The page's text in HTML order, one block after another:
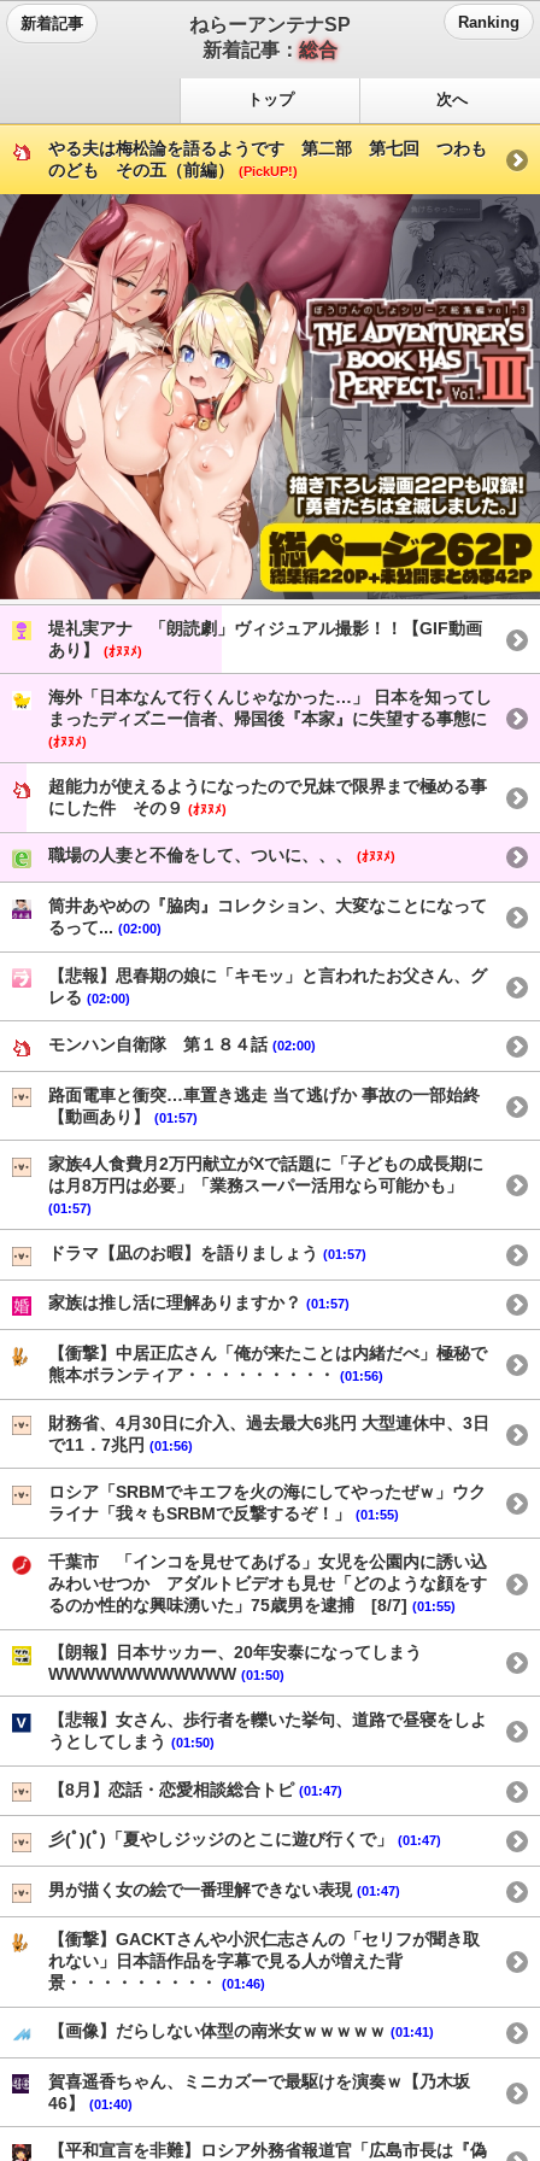
新着記事
ねらーアンテナSP
新着記事：総合
Ranking
トップ 次へ
やる夫は梅松論を語るようです 第二部 第七回 つわも
のども その五（前編）
(PickUP!)
堤礼実アナ 「朗読劇」ヴィジュアル撮影！！【GIF動画
あり】
(ｵﾇﾇﾒ)
海外「日本なんて行くんじゃなかった…」 日本を知ってし
まったディズニー信者、帰国後『本家』に失望する事態に
(ｵﾇﾇﾒ)
超能力が使えるようになったので兄妹で限界まで極める事
にした件 その９ (ｵﾇﾇﾒ)
職場の人妻と不倫をして、ついに、、、 (ｵﾇﾇﾒ)
筒井あやめの『脇肉』コレクション、大変なことになって
るって... (02:00)
【悲報】思春期の娘に「キモッ」と言われたお父さん、グ
レる (02:00)
モンハン自衛隊 第１８４話 (02:00)
路面電車と衝突…車置き逃走 当て逃げか 事故の一部始終
【動画あり】
(01:57)
家族4人食費月2万円献立がXで話題に「子どもの成長期に
は月8万円は必要」「業務スーパー活用なら可能かも」
(01:57)
ドラマ【凪のお暇】を語りましょう (01:57)
家族は推し活に理解ありますか？ (01:57)
【衝撃】中居正広さん「俺が来たことは内緒だべ」極秘で
熊本ボランティア・・・・・・・・・
(01:56)
財務省、4月30日に介入、過去最大6兆円 大型連休中、3日
で11．7兆円 (01:56)
ロシア「SRBMでキエフを火の海にしてやったぜｗ」ウク
ライナ「我々もSRBMで反撃するぞ！」
(01:55)
千葉市 「インコを見せてあげる」女児を公園内に誘い込
みわいせつか アダルトビデオも見せ「どのような顔をす
るのか性的な興味湧いた」75歳男を逮捕 [8/7] (01:55)
【朗報】日本サッカー、20年安泰になってしまう
WWWWWWWWWWWW (01:50)
【悲報】女さん、歩行者を轢いた挙句、道路で昼寝をしよ
うとしてしまう (01:50)
【8月】恋話・恋愛相談総合トピ (01:47)
彡(ﾟ)(ﾟ)「夏やしジッジのとこに遊び行くで」 (01:47)
男が描く女の絵で一番理解できない表現 (01:47)
【衝撃】GACKTさんや小沢仁志さんの「セリフが聞き取
れない」日本語作品を字幕で見る人が増えた背
景・・・・・・・・・
(01:46)
【画像】だらしない体型の南米女ｗｗｗｗｗ (01:41)
賀喜遥香ちゃん、ミニカズーで最駆けを演奏ｗ【乃木坂
46】
(01:40)
【平和宣言を非難】ロシア外務省報道官「広島市長は『偽